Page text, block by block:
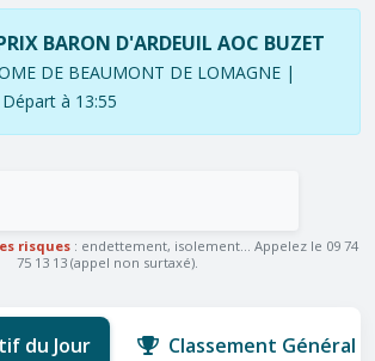
BARON D'ARDEUIL AOC BUZET
DE BEAUMONT DE LOMAGNE |
à 13:55
risques: endettement, isolement... Appelez le 09 74
75 13 13 (appel non surtaxé).
du Jour Classement Général